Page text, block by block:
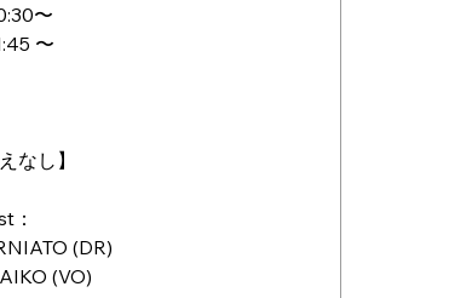
〜
〜
なし】
：
(DR)
(VO)